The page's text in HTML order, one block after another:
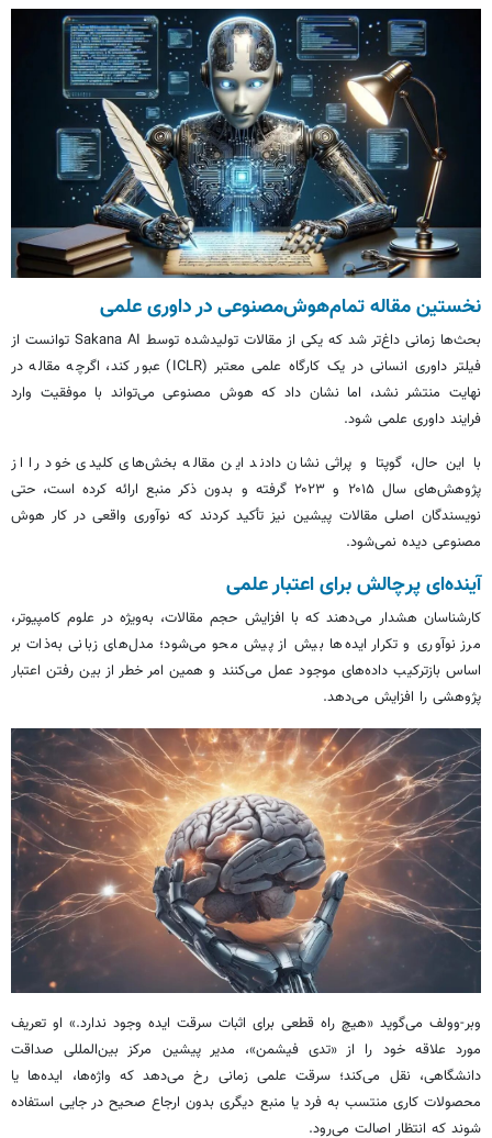
نخستین مقاله تمام‌هوش‌مصنوعی در داوری علمی
بحث‌ها زمانی داغ‌تر شد که یکی از مقالات تولیدشده توسط Sakana AI توانست از
فیلتر داوری انسانی در یک کارگاه علمی معتبر (ICLR) عبور کند، اگرچه مقاله در
نهایت منتشر نشد، اما نشان داد که هوش مصنوعی می‌تواند با موفقیت وارد
فرایند داوری علمی شود.
با این حال،گوپتا وپراثی نشان دادند این مقاله بخش‌های کلیدی خود را از
پژوهش‌های سال ۲۰۱۵ و ۲۰۲۳ گرفته و بدون ذکر منبع ارائه کرده است، حتی
نویسندگان اصلی مقالات پیشین نیز تأکید کردند که نوآوری واقعی در کار هوش
مصنوعی دیده نمی‌شود.
آینده‌ای پرچالش برای اعتبار علمی
کارشناسان هشدار می‌دهند که با افزایش حجم مقالات، به‌ویژه در علوم کامپیوتر،
مرز نوآوری و تکرار ایده‌ها بیش از پیش محو می‌شود؛ مدل‌های زبانی به‌ذات بر
اساس بازترکیب داده‌های موجود عمل می‌کنند و همین امر خطر از بین رفتن اعتبار
پژوهشی را افزایش می‌دهد.
وبر-وولف می‌گوید «هیچ راه قطعی برای اثبات سرقت ایده وجود ندارد.» او تعریف
مورد علاقه خود را از «تدی فیشمن»، مدیر پیشین مرکز بین‌المللی صداقت
دانشگاهی، نقل می‌کند؛ سرقت علمی زمانی رخ می‌دهد که واژه‌ها، ایده‌ها یا
محصولات کاری منتسب به فرد یا منبع دیگری بدون ارجاع صحیح در جایی استفاده
شوند که انتظار اصالت می‌رود.